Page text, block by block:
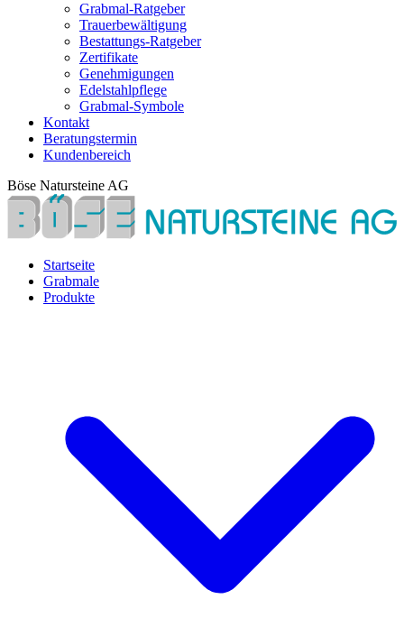
Grabmal-Ratgeber
Trauerbewältigung
Bestattungs-Ratgeber
Zertifikate
Genehmigungen
Edelstahlpflege
Grabmal-Symbole
Kontakt
Beratungstermin
Kundenbereich
Böse Natursteine AG
Startseite
Grabmale
Produkte